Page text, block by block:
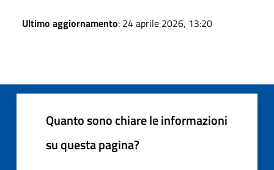
Ultimo aggiornamento: 24 aprile 2026, 13:20
Quanto sono chiare le informazioni
su questa pagina?